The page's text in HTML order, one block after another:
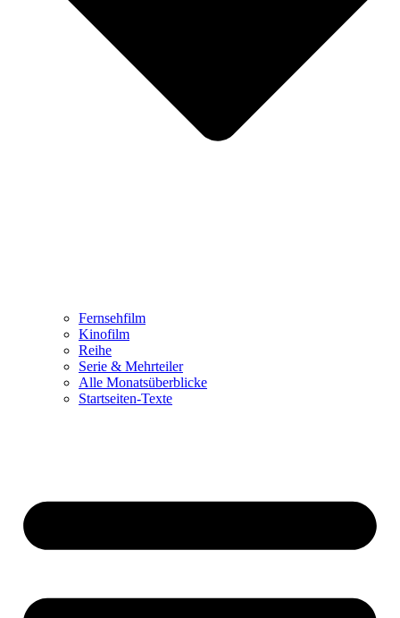
Fernsehfilm
Kinofilm
Reihe
Serie & Mehrteiler
Alle Monatsüberblicke
Startseiten-Texte